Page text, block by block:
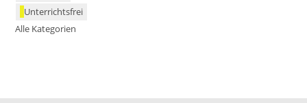
Unterrichtsfrei
Alle Kategorien